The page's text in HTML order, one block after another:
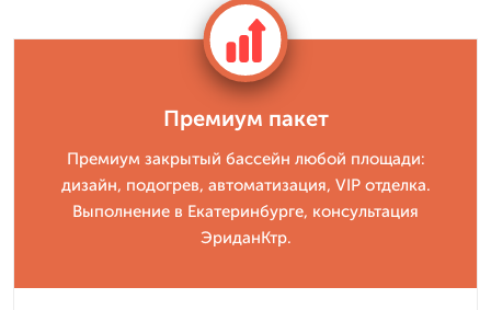
Премиум пакет
Премиум закрытый бассейн любой площади:
дизайн, подогрев, автоматизация, VIP отделка.
Выполнение в Екатеринбурге, консультация
ЭриданКтр.